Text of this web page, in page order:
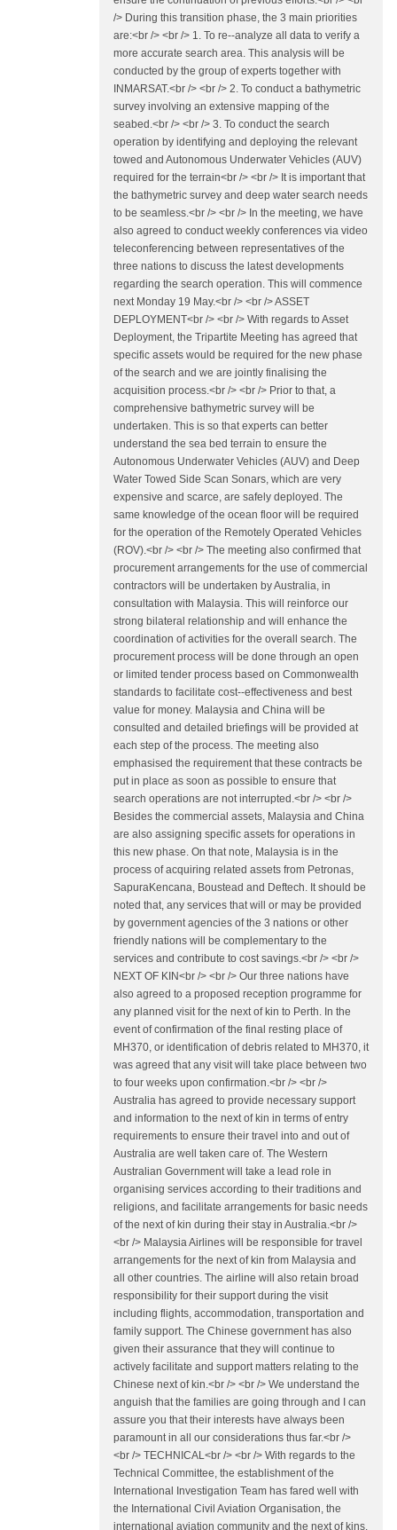
/> During this transition phase, the 3 main priorities
are:<br /> <br /> 1. To re-­‐analyze all data to verify a
more accurate search area. This analysis will be
conducted by the group of experts together with
INMARSAT.<br /> <br /> 2. To conduct a bathymetric
survey involving an extensive mapping of the
seabed.<br /> <br /> 3. To conduct the search
operation by identifying and deploying the relevant
towed and Autonomous Underwater Vehicles (AUV)
required for the terrain<br /> <br /> It is important that
the bathymetric survey and deep water search needs
to be seamless.<br /> <br /> In the meeting, we have
also agreed to conduct weekly conferences via video
teleconferencing between representatives of the
three nations to discuss the latest developments
regarding the search operation. This will commence
next Monday 19 May.<br /> <br /> ASSET
DEPLOYMENT<br /> <br /> With regards to Asset
Deployment, the Tripartite Meeting has agreed that
specific assets would be required for the new phase
of the search and we are jointly finalising the
acquisition process.<br /> <br /> Prior to that, a
comprehensive bathymetric survey will be
undertaken. This is so that experts can better
understand the sea bed terrain to ensure the
Autonomous Underwater Vehicles (AUV) and Deep
Water Towed Side Scan Sonars, which are very
expensive and scarce, are safely deployed. The
same knowledge of the ocean floor will be required
for the operation of the Remotely Operated Vehicles
(ROV).<br /> <br /> The meeting also confirmed that
procurement arrangements for the use of commercial
contractors will be undertaken by Australia, in
consultation with Malaysia. This will reinforce our
strong bilateral relationship and will enhance the
coordination of activities for the overall search. The
procurement process will be done through an open
or limited tender process based on Commonwealth
standards to facilitate cost-­‐effectiveness and best
value for money. Malaysia and China will be
consulted and detailed briefings will be provided at
each step of the process. The meeting also
emphasised the requirement that these contracts be
put in place as soon as possible to ensure that
search operations are not interrupted.<br /> <br />
Besides the commercial assets, Malaysia and China
are also assigning specific assets for operations in
this new phase. On that note, Malaysia is in the
process of acquiring related assets from Petronas,
SapuraKencana, Boustead and Deftech. It should be
noted that, any services that will or may be provided
by government agencies of the 3 nations or other
friendly nations will be complementary to the
services and contribute to cost savings.<br /> <br />
NEXT OF KIN<br /> <br /> Our three nations have
also agreed to a proposed reception programme for
any planned visit for the next of kin to Perth. In the
event of confirmation of the final resting place of
MH370, or identification of debris related to MH370, it
was agreed that any visit will take place between two
to four weeks upon confirmation.<br /> <br />
Australia has agreed to provide necessary support
and information to the next of kin in terms of entry
requirements to ensure their travel into and out of
Australia are well taken care of. The Western
Australian Government will take a lead role in
organising services according to their traditions and
religions, and facilitate arrangements for basic needs
of the next of kin during their stay in Australia.<br />
<br /> Malaysia Airlines will be responsible for travel
arrangements for the next of kin from Malaysia and
all other countries. The airline will also retain broad
responsibility for their support during the visit
including flights, accommodation, transportation and
family support. The Chinese government has also
given their assurance that they will continue to
actively facilitate and support matters relating to the
Chinese next of kin.<br /> <br /> We understand the
anguish that the families are going through and I can
assure you that their interests have always been
paramount in all our considerations thus far.<br />
<br /> TECHNICAL<br /> <br /> With regards to the
Technical Committee, the establishment of the
International Investigation Team has fared well with
the International Civil Aviation Organisation, the
international aviation community and the next of kins.